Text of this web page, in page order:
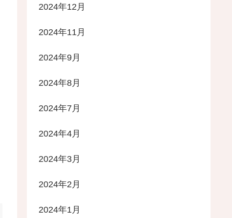
2024年12月
2024年11月
2024年9月
2024年8月
2024年7月
2024年4月
2024年3月
2024年2月
2024年1月